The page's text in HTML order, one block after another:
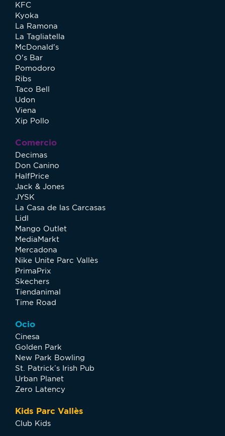
KFC
Kyoka
La Ramona
La Tagliatella
McDonald's
O's Bar
Pomodoro
Ribs
Taco Bell
Udon
Viena
Xip Pollo
Comercio
Decimas
Don Canino
HalfPrice
Jack & Jones
JYSK
La Casa de las Carcasas
Lidl
Mango Outlet
MediaMarkt
Mercadona
Nike Unite Parc Vallès
PrimaPrix
Skechers
Tiendanimal
Time Road
Ocio
Cinesa
Golden Park
New Park Bowling
St. Patrick’s Irish Pub
Urban Planet
Zero Latency
Kids Parc Vallès
Club Kids